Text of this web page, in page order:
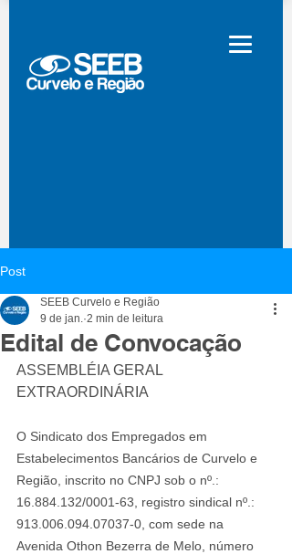
Post
Edital de Convocação
SEEB Curvelo e Região
9 de jan. 2 min de leitura
ASSEMBLÉIA GERAL
EXTRAORDINÁRIA
O Sindicato dos Empregados em
Estabelecimentos Bancários de Curvelo e
Região, inscrito no CNPJ sob o nº.:
16.884.132/0001-63, registro sindical nº.:
913.006.094.07037-0, com sede na
Avenida Othon Bezerra de Melo, número